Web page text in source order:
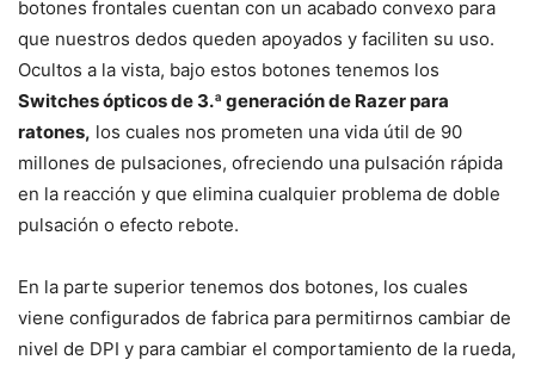
botones frontales cuentan con un acabado convexo para
que nuestros dedos queden apoyados y faciliten su uso.
Ocultos a la vista, bajo estos botones tenemos los
Switches ópticos de 3.ª generación de Razer para
ratones, los cuales nos prometen una vida útil de 90
millones de pulsaciones, ofreciendo una pulsación rápida
en la reacción y que elimina cualquier problema de doble
pulsación o efecto rebote.
En la parte superior tenemos dos botones, los cuales
viene configurados de fabrica para permitirnos cambiar de
nivel de DPI y para cambiar el comportamiento de la rueda,